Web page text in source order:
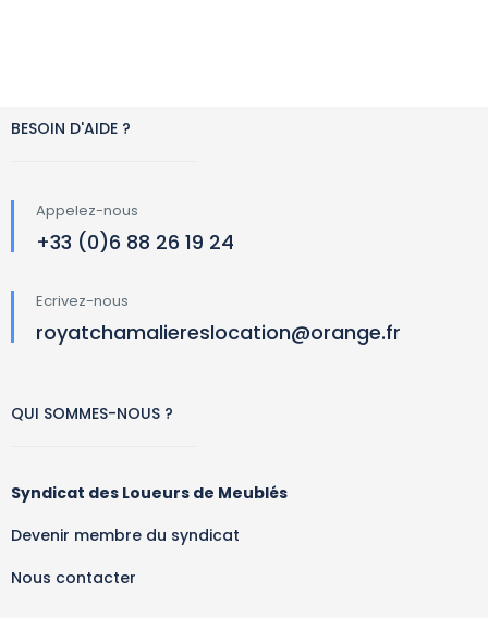
BESOIN D'AIDE ?
Appelez-nous
+33 (0)6 88 26 19 24
Ecrivez-nous
royatchamaliereslocation@orange.fr
QUI SOMMES-NOUS ?
Syndicat des Loueurs de Meublés
Devenir membre du syndicat
Nous contacter